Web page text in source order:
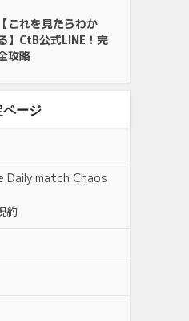
【これを見たらわか
】CtB公式LINE！完
攻略
ページ
match Chaos
約